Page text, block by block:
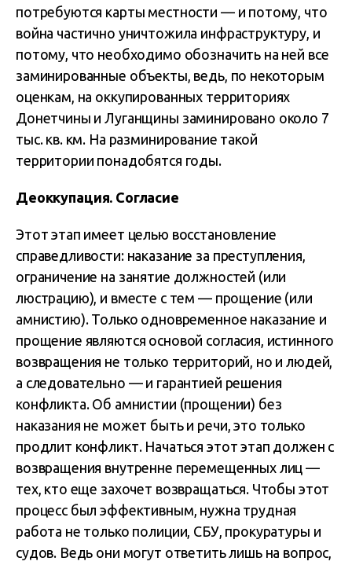
потребуются карты местности — и потому, что
война частично уничтожила инфраструктуру, и
потому, что необходимо обозначить на ней все
заминированные объекты, ведь, по некоторым
оценкам, на оккупированных территориях
Донетчины и Луганщины заминировано около 7
тыс. кв. км. На разминирование такой
территории понадобятся годы.
Деоккупация. Согласие
Этот этап имеет целью восстановление
справедливости: наказание за преступления,
ограничение на занятие должностей (или
люстрацию), и вместе с тем — прощение (или
амнистию). Только одновременное наказание и
прощение являются основой согласия, истинного
возвращения не только территорий, но и людей,
а следовательно — и гарантией решения
конфликта. Об амнистии (прощении) без
наказания не может быть и речи, это только
продлит конфликт. Начаться этот этап должен с
возвращения внутренне перемещенных лиц —
тех, кто еще захочет возвращаться. Чтобы этот
процесс был эффективным, нужна трудная
работа не только полиции, СБУ, прокуратуры и
судов. Ведь они могут ответить лишь на вопрос,